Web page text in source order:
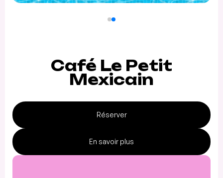
Café Le Petit
Mexicain
Réserver
En savoir plus